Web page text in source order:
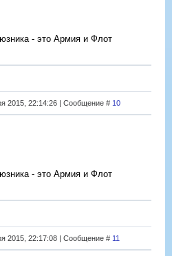
- это Армия и Флот
2015, 22:14:26 | Сообщение # 10
- это Армия и Флот
2015, 22:17:08 | Сообщение # 11